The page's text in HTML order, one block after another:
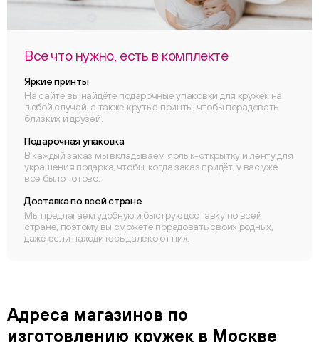
Все что нужно, есть в комплекте
Яркие принты
На сайте вы найдёте подарочные упаковки для кружек на
любой случай, а также крутые принты, чтобы порадовать
близких и друзей.
Подарочная упаковка
В каждый заказ мы вкладываем ярлык-открытку и ленту для
украшения подарка, чтобы, когда заказ придёт, у вас уже
все было готово.
Доставка по всей стране
Мы предлагаем удобную и быструю доставку по всей
стране, поэтому вы сможете порадовать своих родных,
даже если находитесь далеко от них.
Адреса магазинов по
изготовлению кружек в Москве